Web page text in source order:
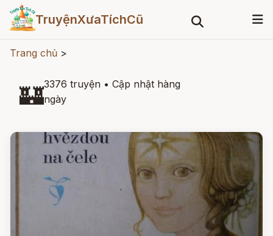
TruyệnXưaTíchCũ
Trang chủ >
🏰3376 truyện • Cập nhật hàng
ngày